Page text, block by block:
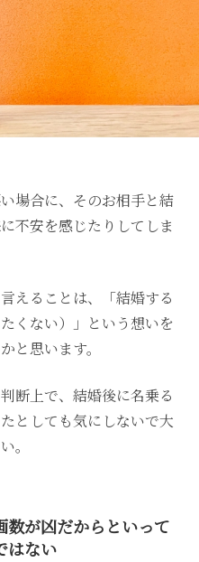
場合に、そのお相手と結
不安を感じたりしてしま
えることは、「結婚する
くない）」という想いを
と思います。
断上で、結婚後に名乗る
としても気にしないで大
。
が凶だからといって
はない